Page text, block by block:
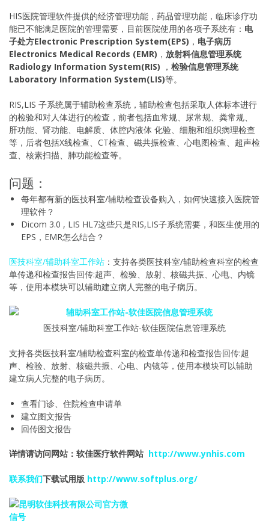
HIS医院管理软件提供的经济管理功能，药品管理功能，临床诊疗功
能已不能满足医院的管理需要，目前医院使用的各项子系统有： 电
子处方Electronic Prescription System(EPS) ， 电子病历
Electronics Medical Records (EMR) ， 放射科信息管理系统
Radiology Information System(RIS) ， 检验信息管理系统
Laboratory Information System(LIS)等。
RIS,LIS 子系统属于辅助检查系统，辅助检查包括采取人体标本进行
的检验和对人体进行的检查，前者包括血常规、尿常规、粪常规、
肝功能、肾功能、电解质、体腔内液体 化验、细胞和组织病理检查
等，后者包括X线检查、CT检查、磁共振检查、心电图检查、超声检
查、核素扫描、肺功能检查等。
问题：
每年都有新的医技科室/辅助检查设备购入，如何快速接入医院管
理软件？
Dicom 3.0 , LIS HL7这些只是RIS,LIS子系统需要，和医生使用的
EPS，EMR怎么结合？
医技科室/辅助科室工作站 ：支持各类医技科室/辅助检查科室的检查
单传递和检查报告回传:超声、检验、放射、核磁共振、心电、内镜
等，使用本模块可以辅助建立病人完整的电子病历。
医技科室/辅助科室工作站-软佳医院信息管理系统
支持各类医技科室/辅助检查科室的检查单传递和检查报告回传:超
声、检验、放射、核磁共振、心电、内镜等，使用本模块可以辅助
建立病人完整的电子病历。
查看门诊、住院检查申请单
建立图文报告
回传图文报告
详情请访问网站：软佳医疗软件网站 http://www.ynhis.com
联系我们下载试用版 http://www.softplus.org/